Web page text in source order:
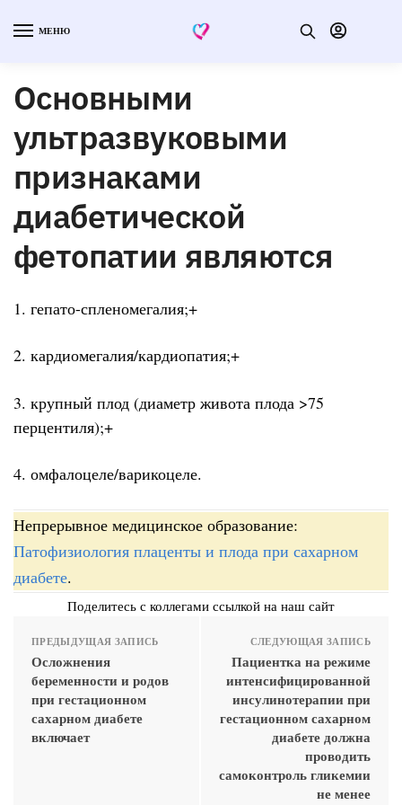
МЕНЮ
Основными
ультразвуковыми
признаками
диабетической
фетопатии являются
1. гепато-спленомегалия;+
2. кардиомегалия/кардиопатия;+
3. крупный плод (диаметр живота плода >75
перцентиля);+
4. омфалоцеле/варикоцеле.
Непрерывное медицинское образование:
Патофизиология плаценты и плода при сахарном
диабете.
Поделитесь с коллегами ссылкой на наш сайт
ПРЕДЫДУЩАЯ ЗАПИСЬ
Осложнения
беременности и родов
при гестационном
сахарном диабете
включает
СЛЕДУЮЩАЯ ЗАПИСЬ
Пациентка на режиме
интенсифицированной
инсулинотерапии при
гестационном сахарном
диабете должна
проводить
самоконтроль гликемии
не менее